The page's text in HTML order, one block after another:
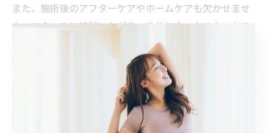
また、施術後のアフターケアやホームケアも欠かせませ
ん。スタッフに相談しながら、自分に合ったスキンケア
方法を取り入れることで、エステの効果をより長く実感
できます。無理なく続けられる方法を見つけることが、